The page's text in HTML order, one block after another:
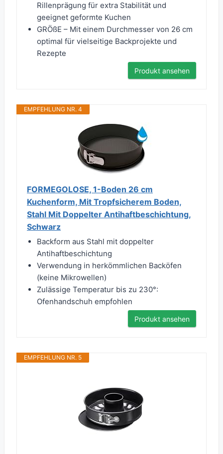
Rillenprägung für extra Stabilität und
geeignet geformte Kuchen
GRÖßE – Mit einem Durchmesser von 26 cm
optimal für vielseitige Backprojekte und
Rezepte
Produkt ansehen
EMPFEHLUNG NR. 4
FORMEGOLOSE, 1-Boden 26 cm
Kuchenform, Mit Tropfsicherem Boden,
Stahl Mit Doppelter Antihaftbeschichtung,
Schwarz
Backform aus Stahl mit doppelter
Antihaftbeschichtung
Verwendung in herkömmlichen Backöfen
(keine Mikrowellen)
Zulässige Temperatur bis zu 230°:
Ofenhandschuh empfohlen
Produkt ansehen
EMPFEHLUNG NR. 5